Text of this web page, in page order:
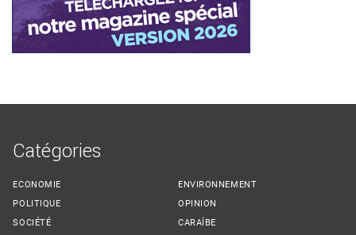
Catégories
ECONOMIE
POLITIQUE
SOCIÉTÉ
ENVIRONNEMENT
OPINION
CARAÏBE